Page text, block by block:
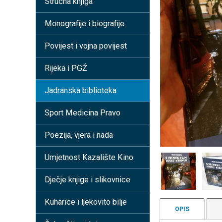
OPIS
Monografije i biografije
Povijest i vojna povijest
Rijeka i PGŽ
Jadranska biblioteka
Sport Medicina Pravo
Poezija, vjera i nada
Umjetnost Kazalište Kino
Dječje knjige i slikovnice
Kuharice i ljekovito bilje